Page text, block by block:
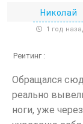
При
Николай
1 год
Реитинг :
Обращался
реально
ноги, уже